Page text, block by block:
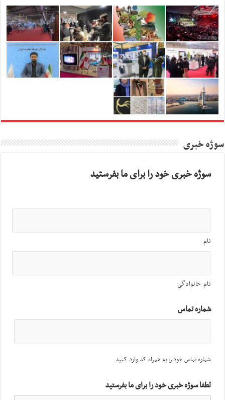
سوژه خبری
سوژه خبری خود را برای ما بفرستید
نام
نام خانوادگی
شماره تماس
شماره تماس خود را به همراه کد وارد کنید
لطفا سوژه خبری خود را برای ما بفرستید